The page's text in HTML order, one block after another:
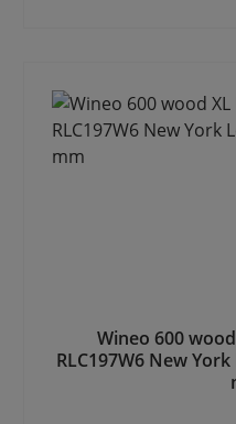
Wineo 600
RLC197W6 New